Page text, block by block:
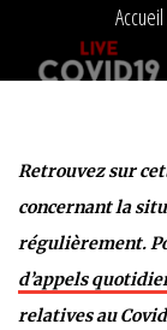
Accueil
Retrouvez sur
concernant la
régulièrement.
d’appels
relatives au